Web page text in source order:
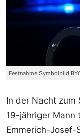
Festnahme Symbolbild
In der Nacht zum
19-jähriger Mann
Emmerich-Josef-